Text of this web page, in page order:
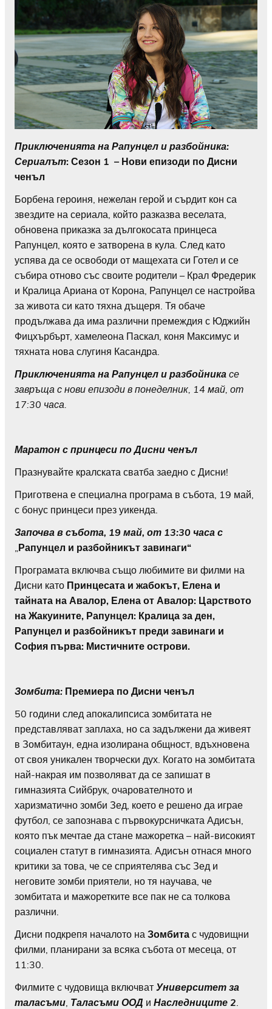
Приключенията на Рапунцел и разбойника:
Сериалът: Сезон 1 – Нови епизоди по Дисни
ченъл
Борбена героиня, нежелан герой и сърдит кон са
звездите на сериала, който разказва веселата,
обновена приказка за дългокосата принцеса
Рапунцел, която е затворена в кула. След като
успява да се освободи от мащехата си Готел и се
събира отново със своите родители – Крал Фредерик
и Кралица Ариана от Корона, Рапунцел се настройва
за живота си като тяхна дъщеря. Тя обаче
продължава да има различни премеждия с Юджийн
Фицхърбърт, хамелеона Паскал, коня Максимус и
тяхната нова слугиня Касандра.
Приключенията на Рапунцел и разбойника се
завръща с нови епизоди в понеделник, 14 май, от
17:30 часа.
Маратон с принцеси по Дисни ченъл
Празнувайте кралската сватба заедно с Дисни!
Приготвена е специална програма в събота, 19 май,
с бонус принцеси през уикенда.
Започва в събота, 19 май, от 13:30 часа с
Рапунцел и разбойникът завинаги“
Програмата включва също любимите ви филми на
Дисни като Принцесата и жабокът, Елена и
тайната на Авалор, Елена от Авалор: Царството
на Жакуините, Рапунцел: Кралица за ден,
Рапунцел и разбойникът преди завинаги и
София първа: Мистичните острови.
Зомбита: Премиера по Дисни ченъл
50 години след апокалипсиса зомбитата не
представляват заплаха, но са задължени да живеят
в Зомбитаун, една изолирана общност, вдъхновена
от своя уникален творчески дух. Когато на зомбитата
най-накрая им позволяват да се запишат в
гимназията Сийбрук, очарователното и
харизматично зомби Зед, което е решено да играе
футбол, се запознава с първокурсничката Адисън,
която пък мечтае да стане мажоретка – най-високият
социален статут в гимназията. Адисън отнася много
критики за това, че се сприятелява със Зед и
неговите зомби приятели, но тя научава, че
зомбитата и мажоретките все пак не са толкова
различни.
Дисни подкрепя началото на Зомбита с чудовищни
филми, планирани за всяка събота от месеца, от
11:30.
Филмите с чудовища включват Университет за
таласъми Таласъми ООД и Наследниците 2